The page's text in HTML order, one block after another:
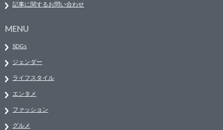
記事に関するお問い合わせ
MENU
SDGs
ジェンダー
ライフスタイル
エンタメ
ファッション
グルメ